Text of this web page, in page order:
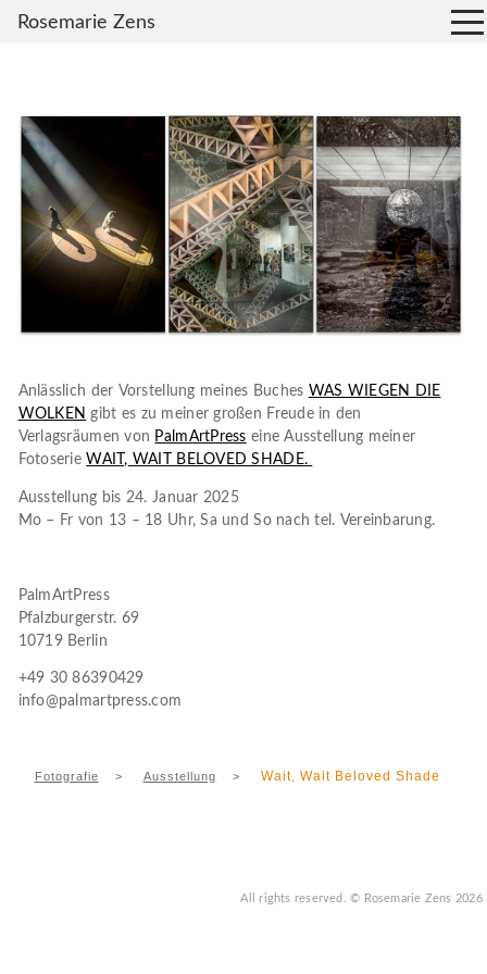
Anlässlich der Vorstellung meines Buches WAS WIEGEN DIE
WOLKEN gibt es zu meiner großen Freude in den
Verlagsräumen von PalmArtPress eine Ausstellung meiner
Fotoserie WAIT, WAIT BELOVED SHADE.
Ausstellung bis 24. Januar 2025
Mo – Fr von 13 – 18 Uhr, Sa und So nach tel. Vereinbarung.
PalmArtPress
Pfalzburgerstr. 69
10719 Berlin
+49 30 86390429
info@palmartpress.com
Fotografie > Ausstellung > Wait, Wait Beloved Shade
All rights reserved.© Rosemarie Zens 2026
Rosemarie Zens